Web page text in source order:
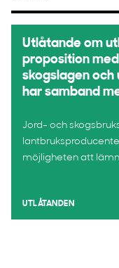
Utlåtande om
proposition
skogslagen
har samband
Jord- och
möjligheten att
UTLÅTANDEN